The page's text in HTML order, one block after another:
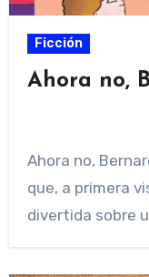
Ficción
Ahora no,
Ahora no,
que, a primera
divertida sobre